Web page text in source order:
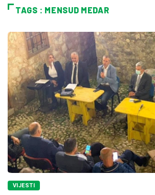
TAGS : MENSUD MEDAR
VIJESTI